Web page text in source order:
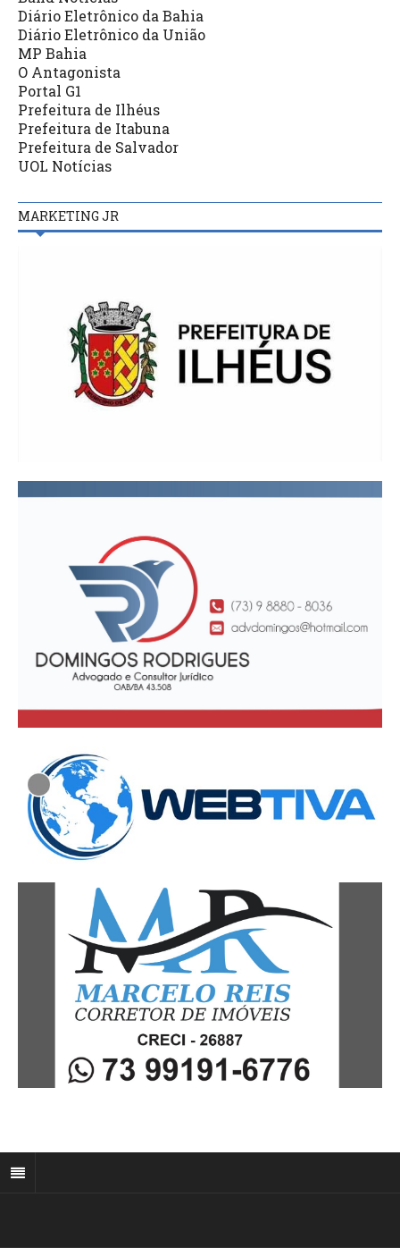
Diário Eletrônico da Bahia
Diário Eletrônico da União
MP Bahia
O Antagonista
Portal G1
Prefeitura de Ilhéus
Prefeitura de Itabuna
Prefeitura de Salvador
UOL Notícias
MARKETING JR